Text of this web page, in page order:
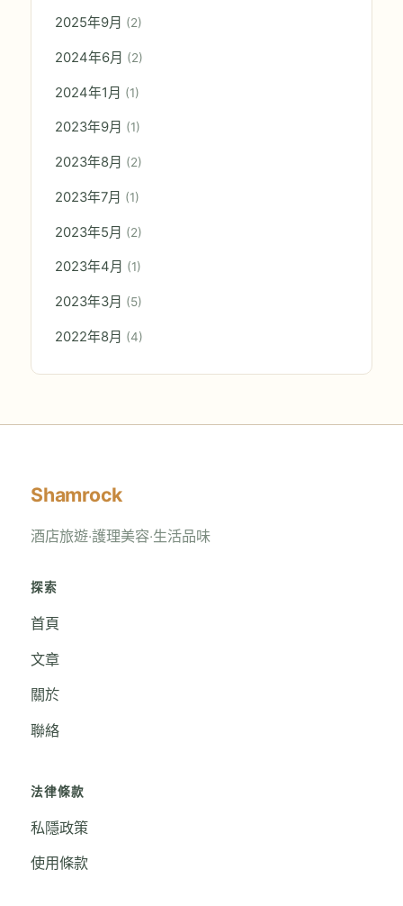
2025年9月 (2)
2024年6月 (2)
2024年1月 (1)
2023年9月 (1)
2023年8月 (2)
2023年7月 (1)
2023年5月 (2)
2023年4月 (1)
2023年3月 (5)
2022年8月 (4)
Shamrock
酒店旅遊‧護理美容‧生活品味
探索
首頁
文章
關於
聯絡
法律條款
私隱政策
使用條款